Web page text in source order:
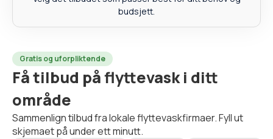
budsjett.
Gratis og uforpliktende
Få tilbud på flyttevask i ditt
område
Sammenlign tilbud fra lokale flyttevaskfirmaer. Fyll ut
skjemaet på under ett minutt.